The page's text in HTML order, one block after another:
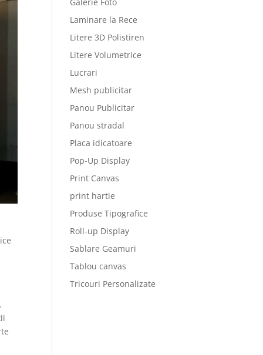
Laminare la Rece
Litere 3D Polistiren
Litere Volumetrice
Lucrari
Mesh publicitar
Panou Publicitar
Panou stradal
Placa idicatoare
Pop-Up Display
Print Canvas
print hartie
Produse Tipografice
Roll-up Display
Sablare Geamuri
Tablou canvas
Tricouri Personalizate